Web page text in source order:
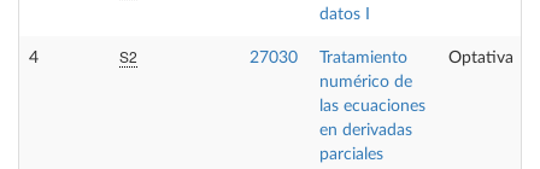
datos I
4 S2 27030
Tratamiento
numérico de
las ecuaciones
en derivadas
parciales
Optativa